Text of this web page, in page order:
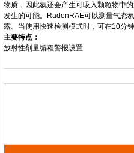
物质，因此氡还会产生可吸入颗粒物中
发生的可能。
RadonRAE可以测量气态
露。当使用快速检测模式时，可在10分
主要特点：
放射性剂量编程警报设置